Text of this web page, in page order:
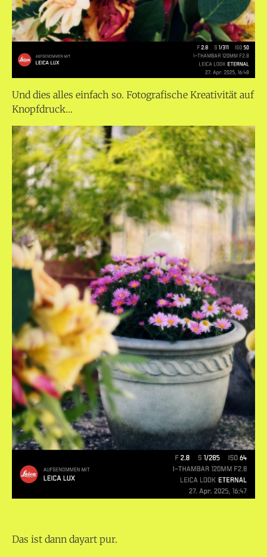
Und dies alles einfach so. Fotografische Kreativität auf
Knopfdruck…
Das ist dann dayart pur.